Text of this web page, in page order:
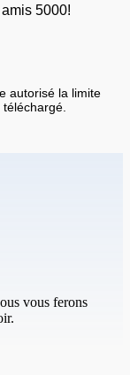
5000!
autorisé la limite
vous ferons